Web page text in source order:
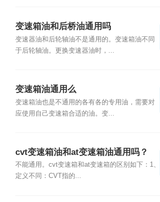
变速箱油和后桥油通用吗
变速器油和后轮轴油不是通用的。变速箱油不同
于后轮轴油。更换变速器油时，...
变速箱油通用么
变速箱油也是不通用的各有各的专用油，需要对
应使用自己变速箱合适的油。变...
cvt变速箱油和at变速箱油通用吗？
不能通用。cvt变速箱和at变速箱的区别如下：1、
定义不同：CVT指的...